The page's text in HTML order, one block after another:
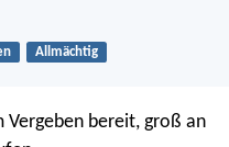
Allmächtig
Vergeben bereit, groß an